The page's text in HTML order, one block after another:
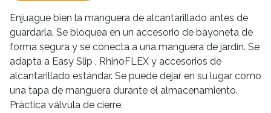
Enjuague bien la manguera de alcantarillado antes de
guardarla. Se bloquea en un accesorio de bayoneta de
forma segura y se conecta a una manguera de jardín. Se
adapta a Easy Slip , RhinoFLEX y accesorios de
alcantarillado estándar. Se puede dejar en su lugar como
una tapa de manguera durante el almacenamiento.
Práctica válvula de cierre.